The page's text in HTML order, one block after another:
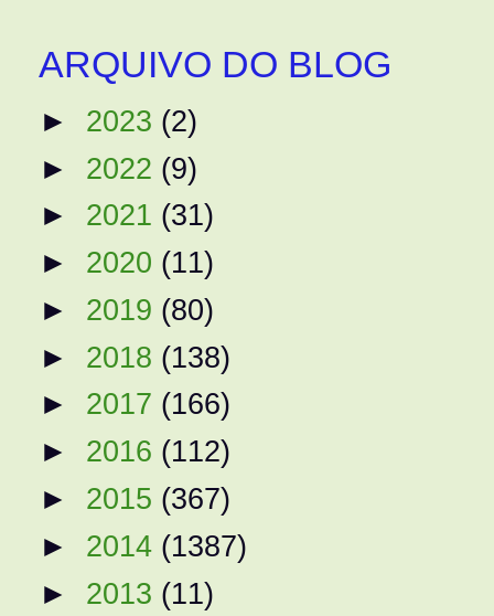
ARQUIVO DO BLOG
► 2023 (2)
► 2022 (9)
► 2021 (31)
► 2020 (11)
► 2019 (80)
► 2018 (138)
► 2017 (166)
► 2016 (112)
► 2015 (367)
► 2014 (1387)
► 2013 (11)